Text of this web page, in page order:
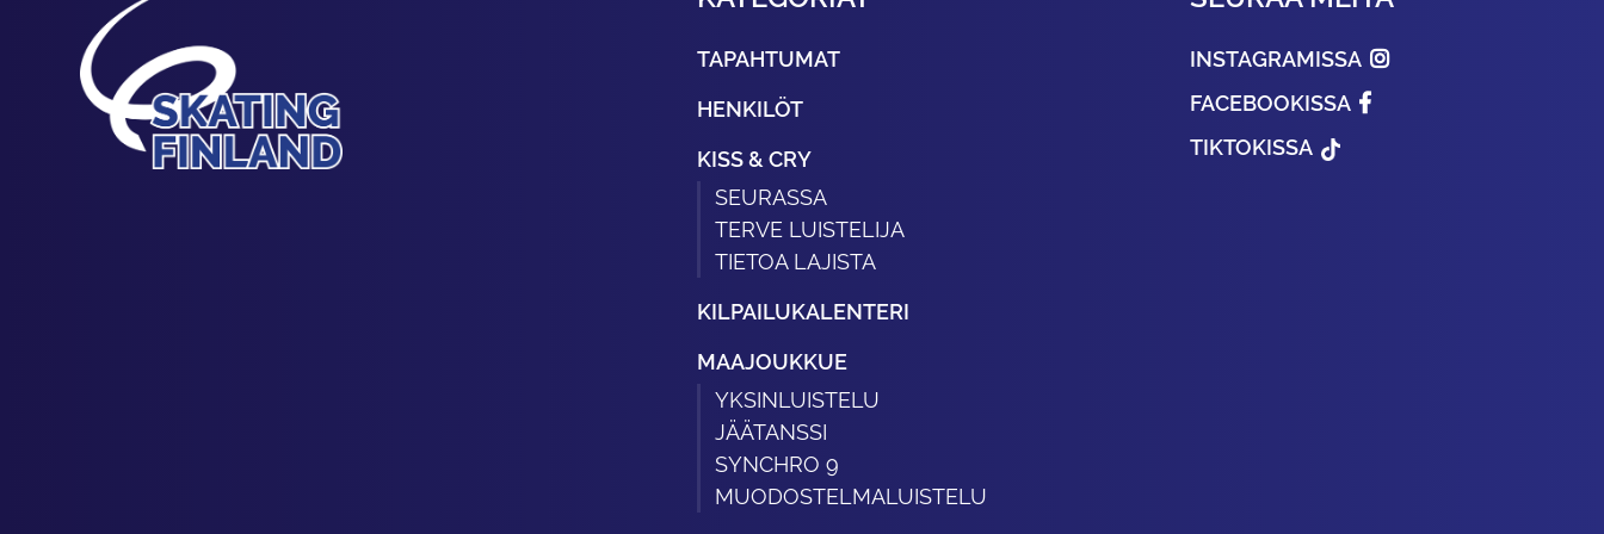
TAPAHTUMAT
HENKILÖT
KISS & CRY
SEURASSA
TERVE LUISTELIJA
TIETOA LAJISTA
KILPAILUKALENTERI
MAAJOUKKUE
YKSINLUISTELU
JÄÄTANSSI
SYNCHRO 9
MUODOSTELMALUISTELU
INSTAGRAMISSA
FACEBOOKISSA
TIKTOKISSA